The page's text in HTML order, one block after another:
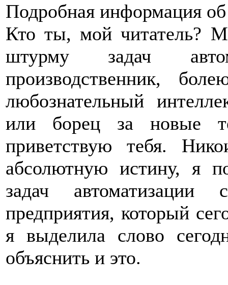
Подробная информация
Кто ты, мой читатель?
штурму задач
производственник,
любознательный
или борец за новые
приветствую тебя.
абсолютную истину, я
задач автоматизации
предприятия, который
я выделила слово
объяснить и это.